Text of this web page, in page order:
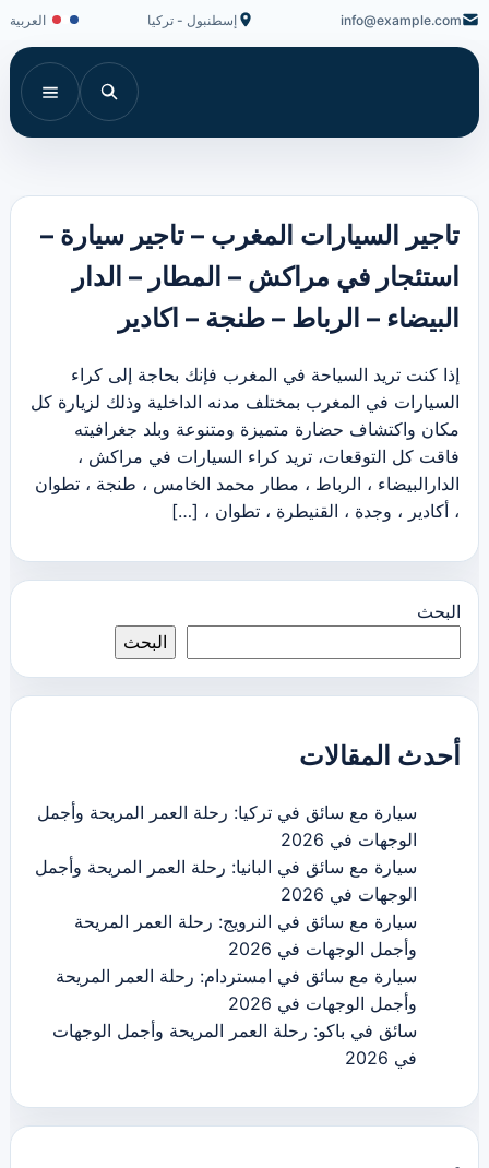
info@example.com إسطنبول - تركيا العربية
تاجير السيارات المغرب – تاجير سيارة –
استئجار في مراكش – المطار – الدار
البيضاء – الرباط – طنجة – اكادير
إذا كنت تريد السياحة في المغرب فإنك بحاجة إلى كراء
السيارات في المغرب بمختلف مدنه الداخلية وذلك لزيارة كل
مكان واكتشاف حضارة متميزة ومتنوعة وبلد جغرافيته
فاقت كل التوقعات، تريد كراء السيارات في مراكش ،
الدارالبيضاء ، الرباط ، مطار محمد الخامس ، طنجة ، تطوان
، أكادير ، وجدة ، القنيطرة ، تطوان ، […]
البحث
البحث
أحدث المقالات
سيارة مع سائق في تركيا: رحلة العمر المريحة وأجمل
الوجهات في 2026
سيارة مع سائق في البانيا: رحلة العمر المريحة وأجمل
الوجهات في 2026
سيارة مع سائق في النرويج: رحلة العمر المريحة
وأجمل الوجهات في 2026
سيارة مع سائق في امستردام: رحلة العمر المريحة
وأجمل الوجهات في 2026
سائق في باكو: رحلة العمر المريحة وأجمل الوجهات
في 2026